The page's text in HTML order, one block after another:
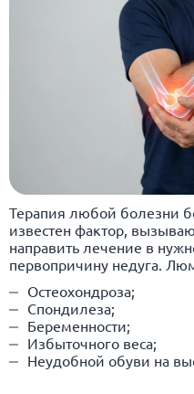
Терапия любой болезни
известен фактор,
направить лечение в
первопричину недуга.
Остеохондроза;
Спондилеза;
Беременности;
Избыточного веса;
Неудобной обуви на